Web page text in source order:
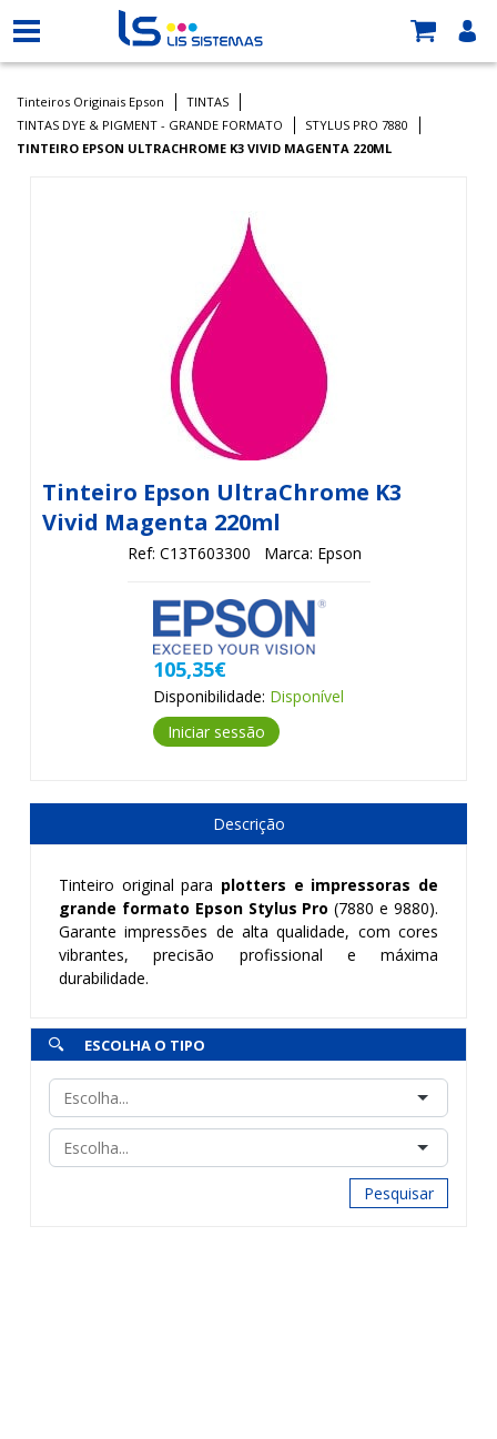
Tinteiros Originais Epson
TINTAS
TINTAS DYE & PIGMENT - GRANDE FORMATO
STYLUS PRO 7880
TINTEIRO EPSON ULTRACHROME K3 VIVID MAGENTA 220ML
Tinteiro Epson UltraChrome K3
Vivid Magenta 220ml
Ref: C13T603300 Marca: Epson
105,35€
Disponibilidade: Disponível
Iniciar sessão
Descrição
Tinteiro original para plotters e impressoras de
grande formato Epson Stylus Pro (7880 e 9880).
Garante impressões de alta qualidade, com cores
vibrantes, precisão profissional e máxima
durabilidade.
ESCOLHA O TIPO
Pesquisar